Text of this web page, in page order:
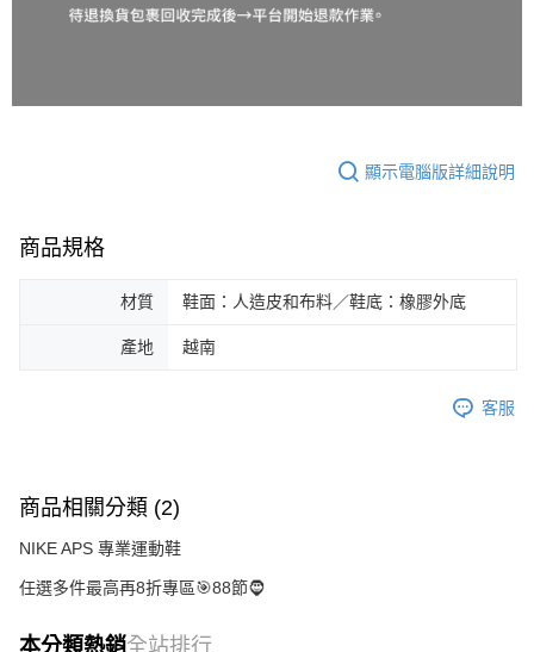
顯示電腦版詳細說明
商品規格
材質 鞋面：人造皮和布料／鞋底：橡膠外底
產地 越南
客服
商品相關分類 (2)
NIKE APS 專業運動鞋
任選多件最高再8折專區🎯88節🧔
本分類熱銷全站排行